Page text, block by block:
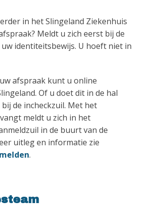
in het Slingeland Ziekenhuis
Meldt u zich eerst bij de
identiteitsbewijs. U hoeft niet in
afspraak kunt u online
Of u doet dit in de hal
de incheckzuil. Met het
meldt u zich in het
in de buurt van de
uitleg en informatie zie
.